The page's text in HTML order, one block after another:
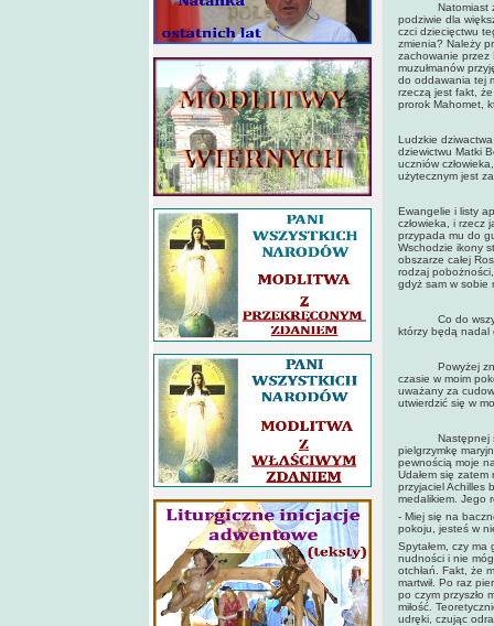
Natomiast z
podziwie dla
czci dziecięctwu
zmienia? Należy
zachowanie przez
muzułmanów
do oddawania tej
rzeczą jest fakt,
prorok Mahomet,
Ludzkie
dziewictwu Matki
uczniów
użytecznym jest
Ewangelie i listy
człowieka, i rzecz
przypada mu do
Wschodzie ikony
obszarze całej
rodzaj
gdyż sam w sobie
Co do
którzy będą nadal
Powyżej
czasie w moim
uważany za
utwierdzić się w
Następnej
pielgrzymkę
pewnością moje
Udałem się
przyjaciel Achilles
medalikiem. Jego
- Miej się na
pokoju, jesteś w
Spytałem, czy ma
nudności i nie
otchłań. Fakt, że
martwił. Po raz
po czym przyszło
miłość.
udręki, czując